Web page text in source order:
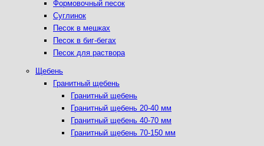
Формовочный песок
Суглинок
Песок в мешках
Песок в биг-бегах
Песок для раствора
Щебень
Гранитный щебень
Гранитный щебень
Гранитный щебень 20-40 мм
Гранитный щебень 40-70 мм
Гранитный щебень 70-150 мм